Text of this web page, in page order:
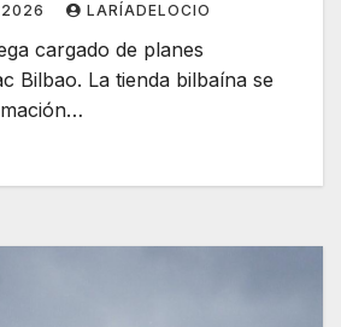
2026 LARÍADELOCIO
cargado de planes
Bilbao. La tienda bilbaína se